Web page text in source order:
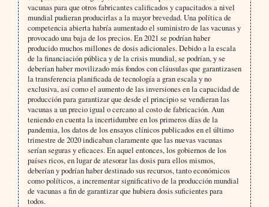
vacunas para que otros fabricantes calificados y capacitados a nivel
mundial pudieran producirlas a la mayor brevedad. Una política de
competencia abierta habría aumentado el suministro de las vacunas y
provocado una baja de los precios. En 2021 se podrían haber
producido muchos millones de dosis adicionales. Debido a la escala
de la financiación pública y de la crisis mundial, se podrían, y se
deberían haber movilizado más fondos con cláusulas que garantizasen
la transferencia planificada de tecnología a gran escala y no
exclusiva, así como el aumento de las inversiones en la capacidad de
producción para garantizar que desde el principio se vendieran las
vacunas a un precio igual o cercano al costo de fabricación. Aun
teniendo en cuenta la incertidumbre en los primeros días de la
pandemia, los datos de los ensayos clínicos publicados en el último
trimestre de 2020 indicaban claramente que las nuevas vacunas
serían seguras y eficaces. En aquel entonces, los gobiernos de los
países ricos, en lugar de atesorar las dosis para ellos mismos,
deberían y podrían haber destinado sus recursos, tanto económicos
como políticos, a incrementar significativo de la producción mundial
de vacunas a fin de garantizar que hubiera dosis suficientes para
todos.